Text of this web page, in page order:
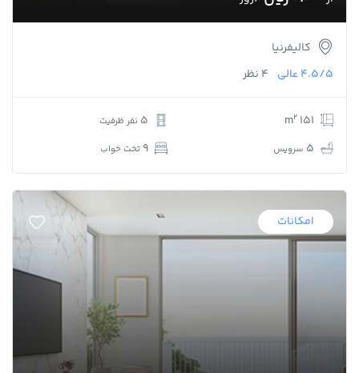
کالیفرنیا
4.5/5عالی 4 نظر
151 m
2
5 سرویس
5 نفر ظرفیت
9 تخت خواب
امکانات